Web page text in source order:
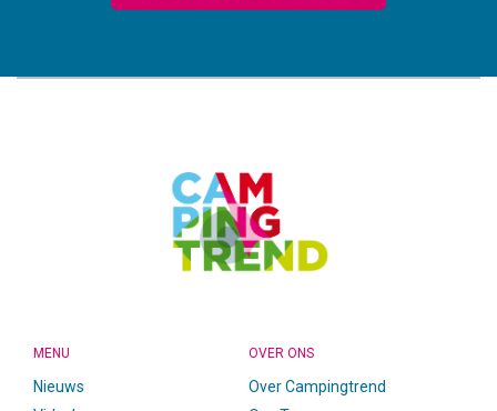
MENU
Nieuws
OVER ONS
Over Campingtrend